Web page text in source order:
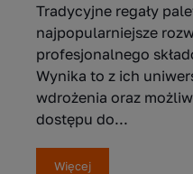
Tradycyjne regały
najpopularniejsze
profesjonalnego
Wynika to z ich
wdrożenia oraz
dostępu do...
Więcej